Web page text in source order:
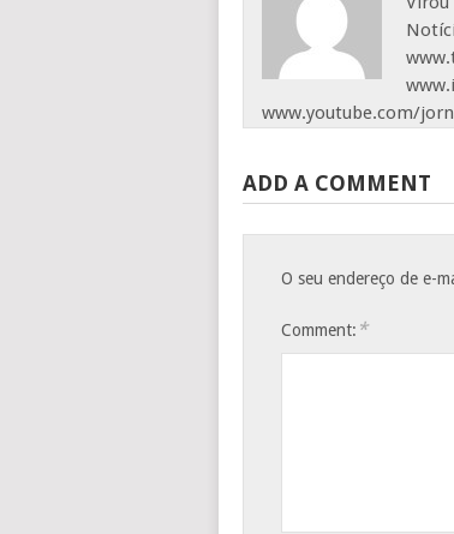
www.youtube.com/
ADD A COMMENT
O seu endereço de e-
Comment: *